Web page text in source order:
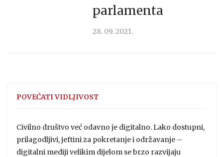
parlamenta
28. 09. 2021.
POVEĆATI VIDLJIVOST
Civilno društvo već odavno je digitalno. Lako dostupni,
prilagodljivi, jeftini za pokretanje i održavanje –
digitalni mediji velikim dijelom se brzo razvijaju